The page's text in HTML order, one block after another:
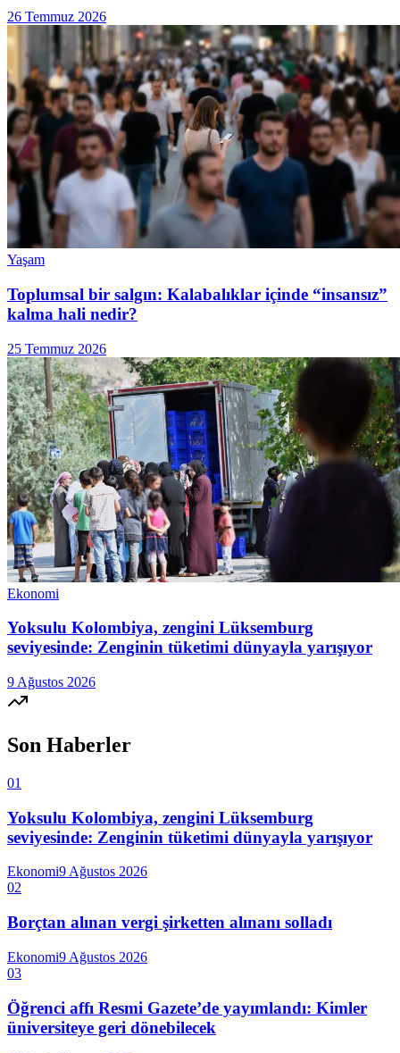
26 Temmuz 2026
Yaşam
Toplumsal bir salgın: Kalabalıklar içinde “insansız”
kalma hali nedir?
25 Temmuz 2026
Ekonomi
Yoksulu Kolombiya, zengini Lüksemburg
seviyesinde: Zenginin tüketimi dünyayla yarışıyor
9 Ağustos 2026
Son Haberler
01
Yoksulu Kolombiya, zengini Lüksemburg
seviyesinde: Zenginin tüketimi dünyayla yarışıyor
Ekonomi9 Ağustos 2026
02
Borçtan alınan vergi şirketten alınanı solladı
Ekonomi9 Ağustos 2026
03
Öğrenci affı Resmi Gazete’de yayımlandı: Kimler
üniversiteye geri dönebilecek